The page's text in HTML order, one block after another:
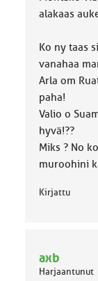
alakaas
Ko ny taas
vanahaa
Arla om
paha!
Valio o
hyvä!??
Miks ? No
muroohini
Kirjattu
axb
Harjaantunut